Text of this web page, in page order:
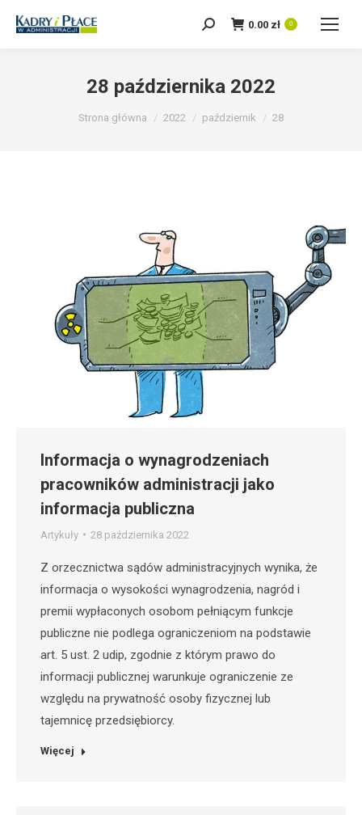
Szukaj: 0.00 zł 0
28 października 2022
Jesteś tutaj:
Strona główna 2022 październik 28
Informacja o wynagrodzeniach
pracowników administracji jako
informacja publiczna
Artykuły 28 października 2022
Z orzecznictwa sądów administracyjnych wynika, że
informacja o wysokości wynagrodzenia, nagród i
premii wypłaconych osobom pełniącym funkcje
publiczne nie podlega ograniczeniom na podstawie
art. 5 ust. 2 udip, zgodnie z którym prawo do
informacji publicznej warunkuje ograniczenie ze
względu na prywatność osoby fizycznej lub
tajemnicę przedsiębiorcy.
Więcej